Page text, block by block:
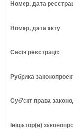
Номер, дата
Номер, дата акту
Сесія реєстрації:
Рубрика
Суб'єкт права
Ініціатор(и)